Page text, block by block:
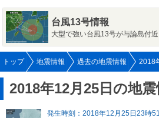
台風13号情報
大型で強い台風13号が与論島付
トップ 地震情報 過去の地震情報 2018
2018年12月25日の地震
発生時刻：2018年12月25日23時